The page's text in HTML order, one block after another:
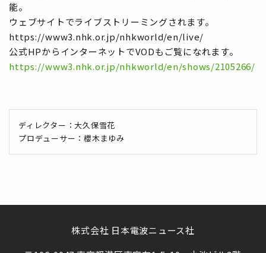
能。
ウェブサイトでライブストリーミングされます。
https://www3.nhk.or.jp/nhkworld/en/live/
公式HPからインターネットでVODもご覧になれます。
https://www3.nhk.or.jp/nhkworld/en/shows/2105266/
ディレクター：大久保雪花
プロデューサー：櫻木まゆみ
株式会社 日本電波ニュース社